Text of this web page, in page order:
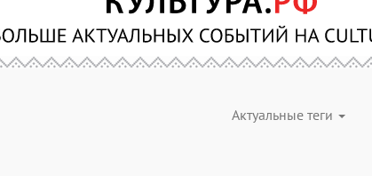
Актуальные теги